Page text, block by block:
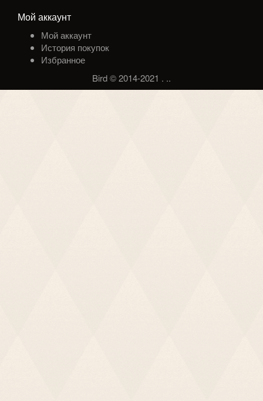
Мой аккаунт
Мой аккаунт
История покупок
Избранное
Bird © 2014-2021 . ..